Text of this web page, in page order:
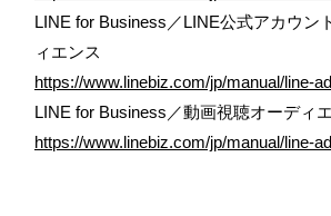
LINE for Business／LINE公式アカウン
ィエンス
https://www.linebiz.com/jp/manual/line-
LINE for Business／動画視聴オーディ
https://www.linebiz.com/jp/manual/line-